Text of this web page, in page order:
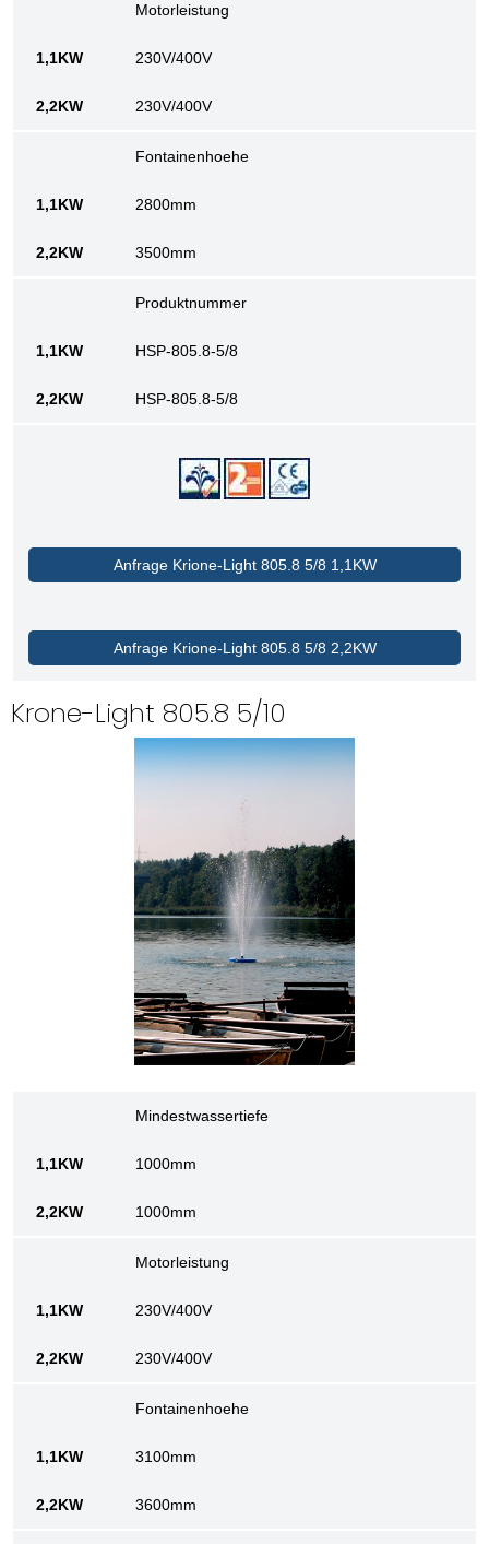
Motorleistung
230V/400V
230V/400V
Fontainenhoehe
2800mm
3500mm
Produktnummer
HSP-805.8-5/8
HSP-805.8-5/8
Anfrage Krione-Light 805.8 5/8 1,1KW
Anfrage Krione-Light 805.8 5/8 2,2KW
Krone-Light 805.8 5/10
Mindestwassertiefe
1000mm
1000mm
Motorleistung
230V/400V
230V/400V
Fontainenhoehe
3100mm
3600mm